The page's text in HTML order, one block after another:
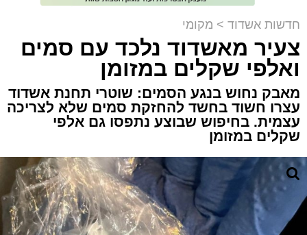
חדשות אשדוד > מקומי
צעיר מאשדוד נלכד עם סמים
ואלפי שקלים במזומן
מאבק נחוש בנגע הסמים: שוטרי תחנת אשדוד
עצרו חשוד בחשד להחזקת סמים שלא לצריכה
עצמית. בחיפוש שבוצע נתפסו גם אלפי
שקלים במזומן